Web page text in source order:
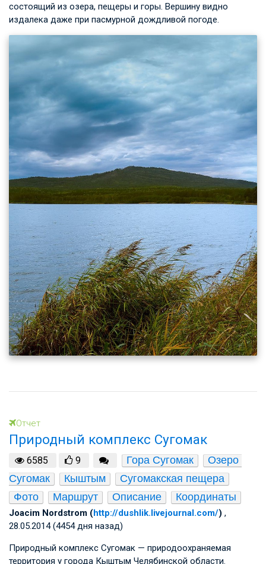
состоящий из озера, пещеры и горы. Вершину видно
издалека даже при пасмурной дождливой погоде.
Отчет
Природный комплекс Сугомак
6585 9 Гора Сугомак
Озеро
Сугомак
Кыштым
Сугомакская пещера
Фото
Маршрут Описание Координаты
Joacim Nordstrom (http://dushlik.livejournal.com/) ,
28.05.2014 (4454 дня назад)
Природный комплекс Сугомак — природоохраняемая
территория у города Кыштым Челябинской области.